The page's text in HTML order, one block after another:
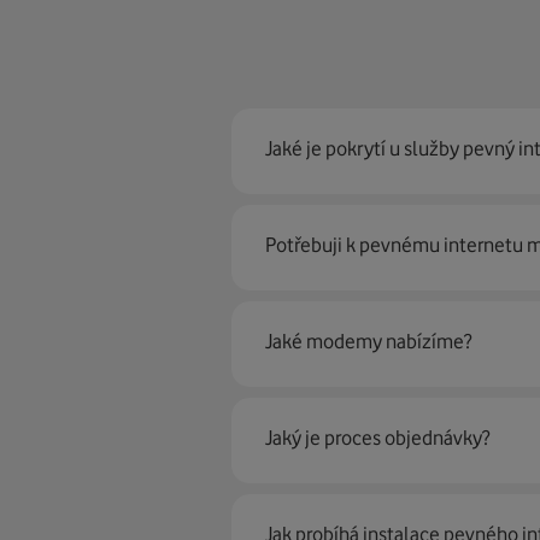
Jaké je pokrytí u služby pevný
Pevný internet můžeme
Potřebuji k pevnému internetu
Ano, potřebujete. Rádi vám ho
poradí naši proškolení prodejci
Jaké modemy nabízíme?
Jaký je proces objednávky?
Krok jedna je určitě ověření
Jak probíhá instalace pevného